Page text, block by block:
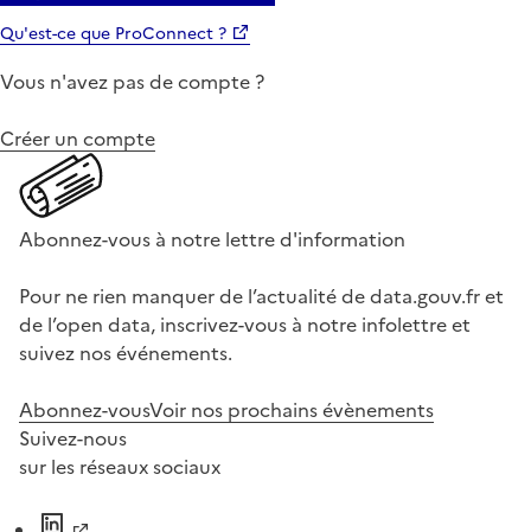
Qu'est-ce que ProConnect ?
Vous n'avez pas de compte ?
Créer un compte
Abonnez-vous à notre lettre d'information
Pour ne rien manquer de l’actualité de data.gouv.fr et
de l’open data, inscrivez-vous à notre infolettre et
suivez nos événements.
Abonnez-vousVoir nos prochains évènements
Suivez-nous
sur les réseaux sociaux